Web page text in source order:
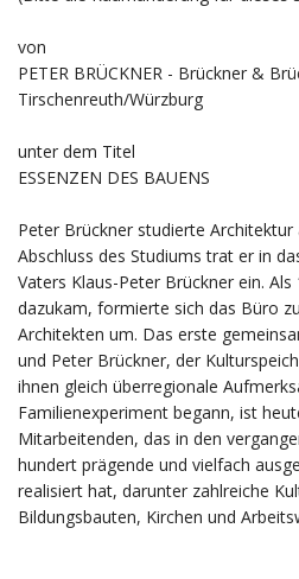
von
PETER BRÜCKNER - Brückner &
Tirschenreuth/Würzburg
unter dem Titel
ESSENZEN DES BAUENS
Peter Brückner studierte
Abschluss des Studiums trat er in
Vaters Klaus-Peter Brückner ein.
dazukam, formierte sich das Büro
Architekten um. Das erste
und Peter Brückner, der
ihnen gleich überregionale
Familienexperiment begann, ist
Mitarbeitenden, das in den
hundert prägende und vielfach
realisiert hat, darunter zahlreiche
Bildungsbauten, Kirchen und